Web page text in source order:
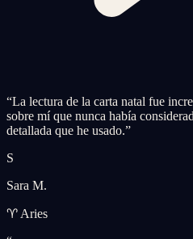
“La lectura de la carta natal fue
sobre mí que nunca había
detallada que he usado.”
S
Sara M.
♈ Aries